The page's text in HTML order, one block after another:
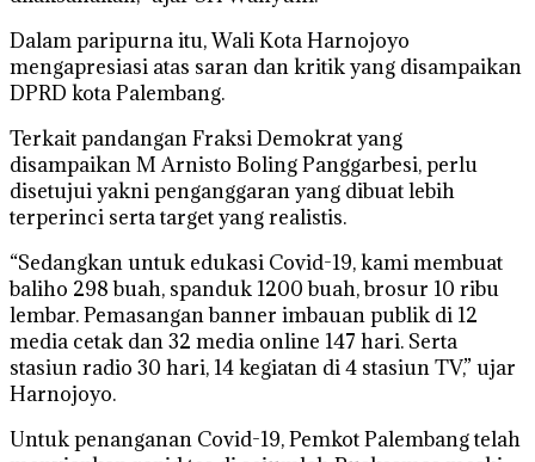
Dalam paripurna itu, Wali Kota Harnojoyo
mengapresiasi atas saran dan kritik yang disampaikan
DPRD kota Palembang.
Terkait pandangan Fraksi Demokrat yang
disampaikan M Arnisto Boling Panggarbesi, perlu
disetujui yakni penganggaran yang dibuat lebih
terperinci serta target yang realistis.
“Sedangkan untuk edukasi Covid-19, kami membuat
baliho 298 buah, spanduk 1200 buah, brosur 10 ribu
lembar. Pemasangan banner imbauan publik di 12
media cetak dan 32 media online 147 hari. Serta
stasiun radio 30 hari, 14 kegiatan di 4 stasiun TV,” ujar
Harnojoyo.
Untuk penanganan Covid-19, Pemkot Palembang telah